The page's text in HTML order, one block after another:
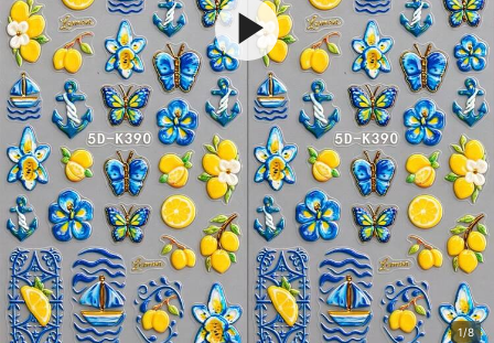
1/8